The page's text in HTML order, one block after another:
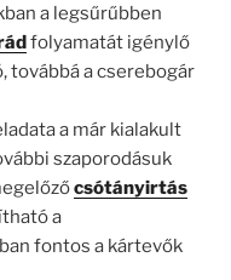
a legsűrűbben
folyamatát igénylő
továbbá a cserebogár
a már kialakult
szaporodásuk
csótányirtás
a
fontos a kártevők